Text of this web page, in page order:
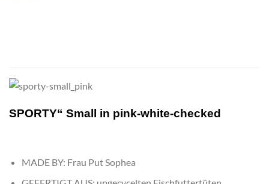
SPORTY“ Small in pink-white-checked
MADE BY: Frau Put Sophea